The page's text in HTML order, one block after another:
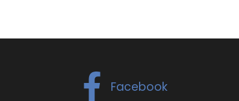
Facebook